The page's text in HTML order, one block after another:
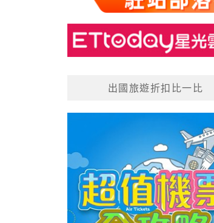
出國旅遊折扣比一比